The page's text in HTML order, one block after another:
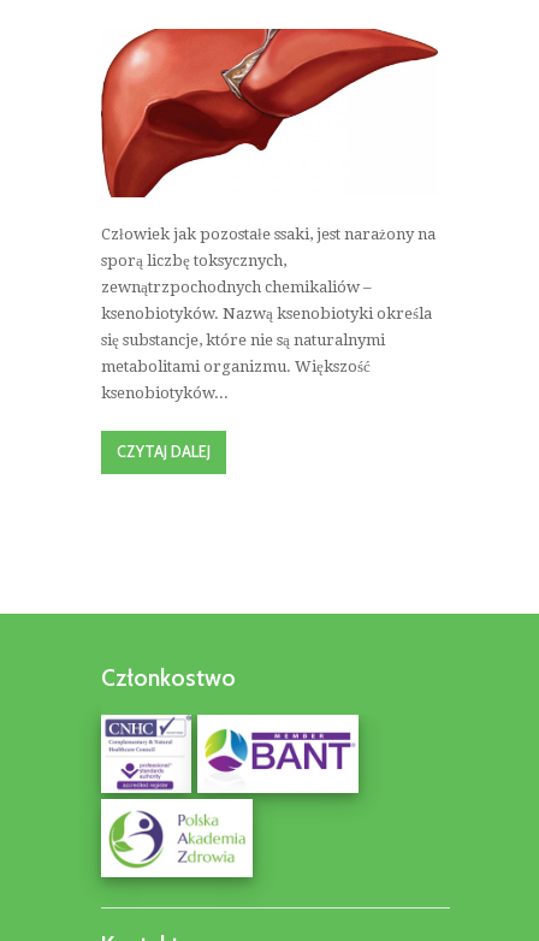
Człowiek jak pozostałe ssaki, jest narażony na
sporą liczbę toksycznych,
zewnątrzpochodnych chemikaliów –
ksenobiotyków. Nazwą ksenobiotyki określa
się substancje, które nie są naturalnymi
metabolitami organizmu. Większość
ksenobiotyków...
CZYTAJ DALEJ
Członkostwo